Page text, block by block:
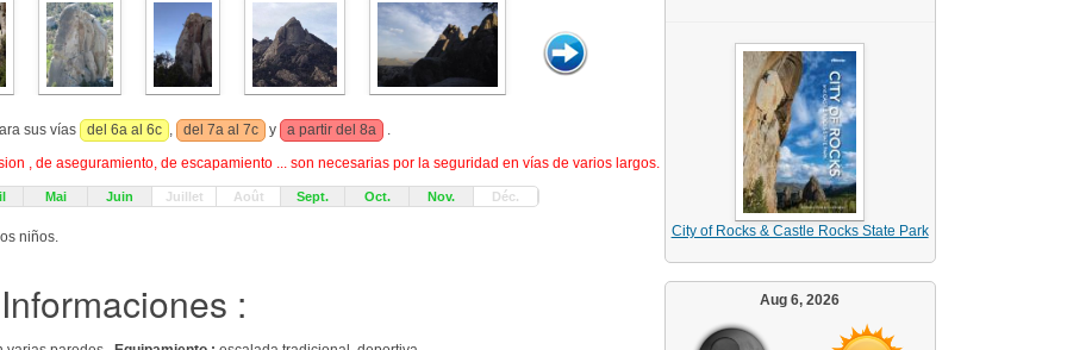
sus vías del 6a al 6c , del 7a al 7c y a partir del 8a
.
, de aseguramiento, de escapamiento ... son necesarias por la seguridad en vías de varios largos.
Mai Juin Juillet Août Sept. Oct. Nov. Déc.
niños.
Informaciones :
City of Rocks & Castle Rocks State Park
Aug 6, 2026